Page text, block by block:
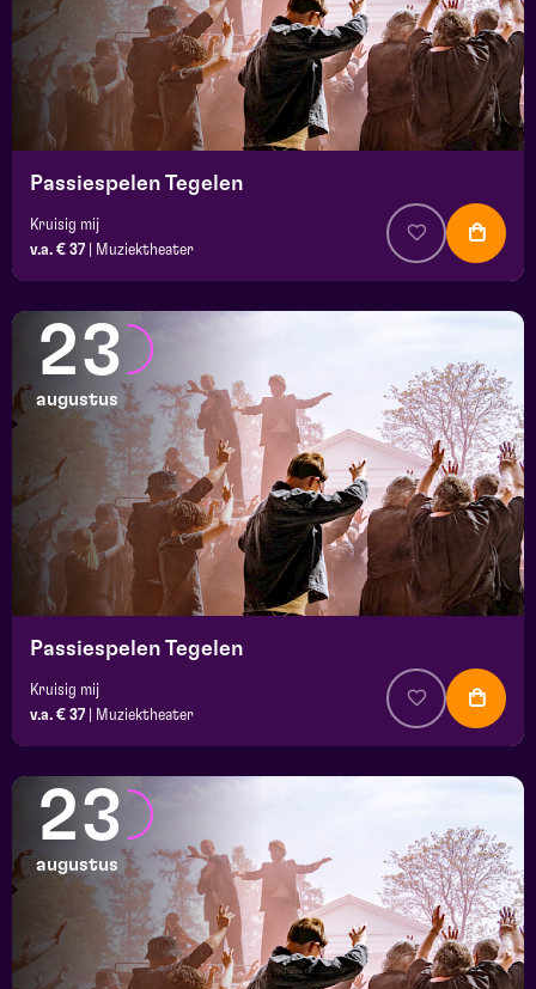
Passiespelen Tegelen
Kruisig mij
v.a. € 37
Muziektheater
23
augustus
Passiespelen Tegelen
Kruisig mij
v.a. € 37
Muziektheater
23
augustus